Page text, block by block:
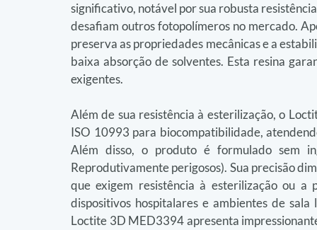
significativo, notável por sua robusta
desafiam outros fotopolímeros no mercado.
preserva as propriedades mecânicas e a
baixa absorção de solventes. Esta resina
exigentes.
Além de sua resistência à esterilização, o
ISO 10993 para biocompatibilidade,
Além disso, o produto é formulado sem
Reprodutivamente perigosos). Sua precisão
que exigem resistência à esterilização ou a
dispositivos hospitalares e ambientes de
Loctite 3D MED3394 apresenta